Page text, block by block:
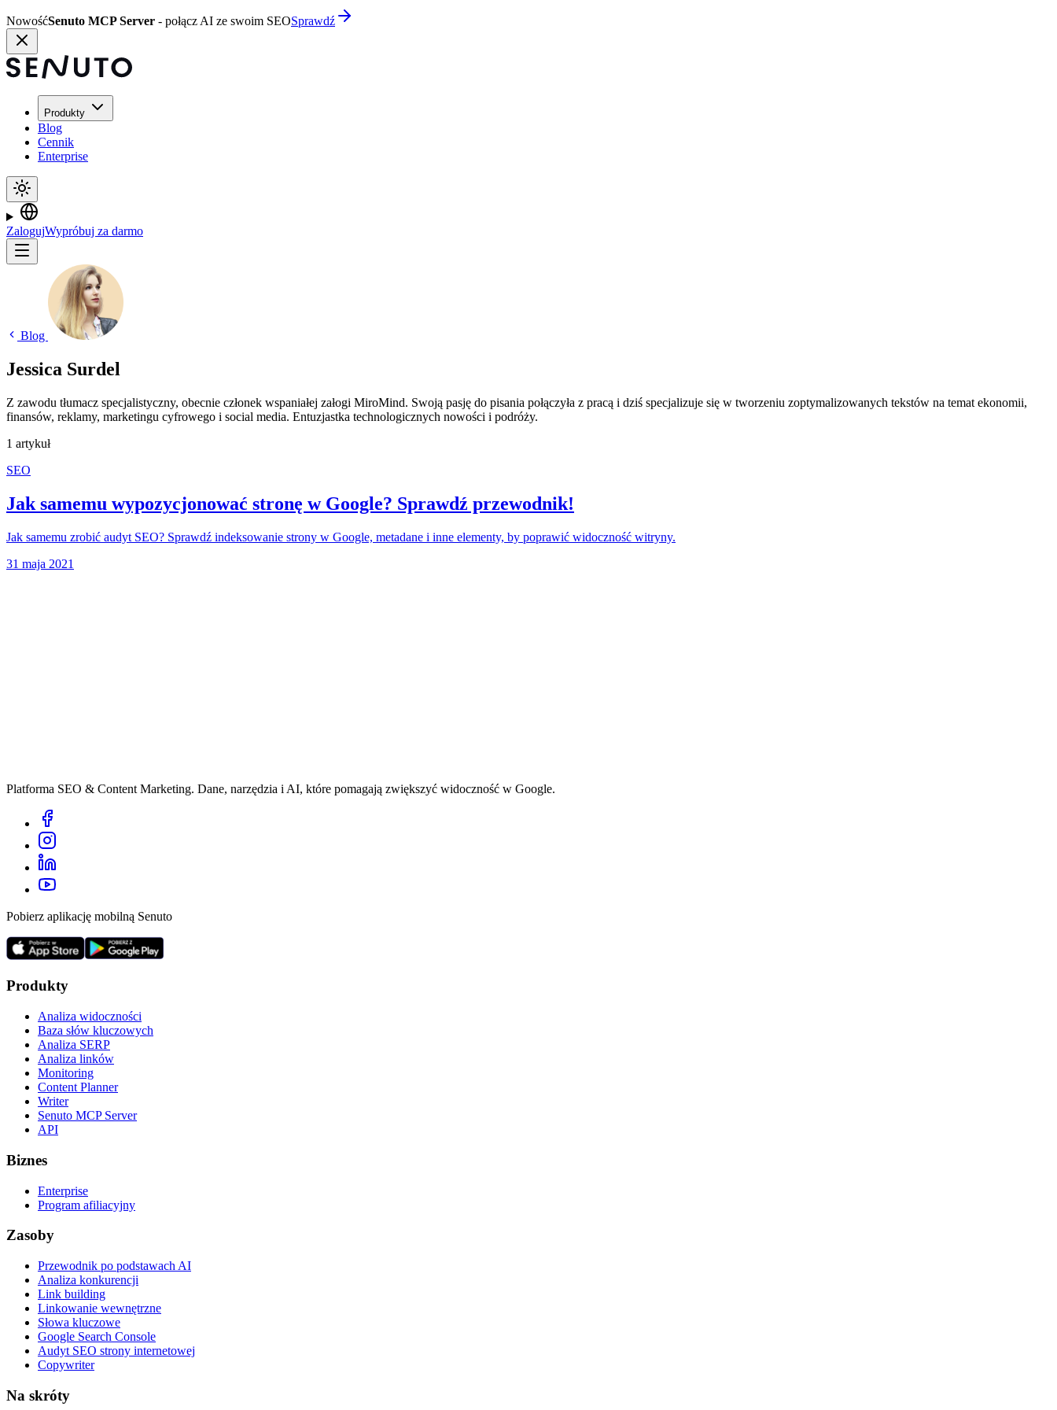
NowośćSenuto MCP Server - połącz AI ze swoim SEOSprawdź
Produkty
Blog
Cennik
Enterprise
ZalogujWypróbuj za darmo
Blog
Jessica Surdel
Z zawodu tłumacz specjalistyczny, obecnie członek wspaniałej załogi MiroMind. Swoją pasję do pisania połączyła z pracą i dziś specjalizuje się w tworzeniu zoptymalizowanych tekstów na temat ekonomii,
finansów, reklamy, marketingu cyfrowego i social media. Entuzjastka technologicznych nowości i podróży.
1 artykuł
SEO
Jak samemu wypozycjonować stronę w Google? Sprawdź przewodnik!
Jak samemu zrobić audyt SEO? Sprawdź indeksowanie strony w Google, metadane i inne elementy, by poprawić widoczność witryny.
31 maja 2021
Platforma SEO & Content Marketing. Dane, narzędzia i AI, które pomagają zwiększyć widoczność w Google.
Pobierz aplikację mobilną Senuto
Produkty
Analiza widoczności
Baza słów kluczowych
Analiza SERP
Analiza linków
Monitoring
Content Planner
Writer
Senuto MCP Server
API
Biznes
Enterprise
Program afiliacyjny
Zasoby
Przewodnik po podstawach AI
Analiza konkurencji
Link building
Linkowanie wewnętrzne
Słowa kluczowe
Google Search Console
Audyt SEO strony internetowej
Copywriter
Na skróty